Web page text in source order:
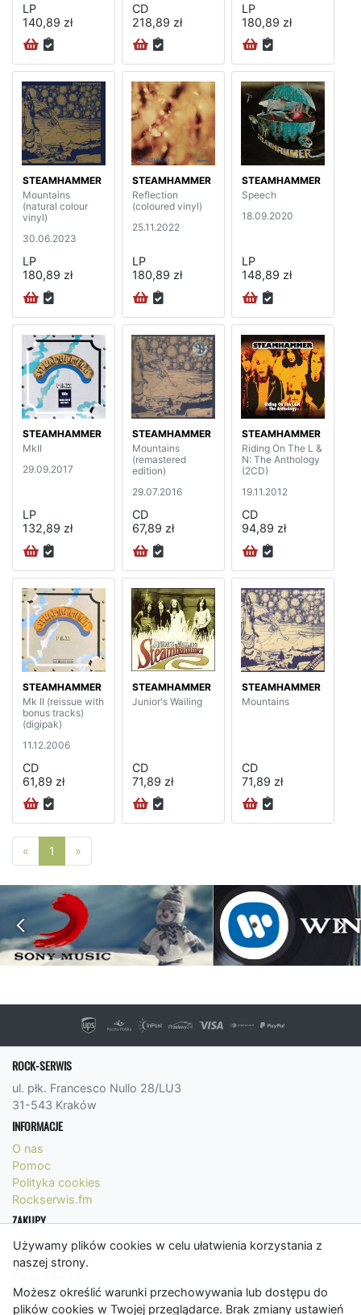
Używamy plików cookies w celu ułatwienia korzystania z
naszej strony.
Możesz określić warunki przechowywania lub dostępu do
plików cookies w Twojej przeglądarce. Brak zmiany ustawień
LP
140,89 zł
CD
218,89 zł
LP
180,89 zł
STEAMHAMMER
Mountains
(natural colour
vinyl)
30.06.2023
LP
180,89 zł
STEAMHAMMER
Reflection
(coloured vinyl)
25.11.2022
LP
180,89 zł
STEAMHAMMER
Speech
18.09.2020
LP
148,89 zł
STEAMHAMMER
MkII
29.09.2017
LP
132,89 zł
STEAMHAMMER
Mountains
(remastered
edition)
29.07.2016
CD
67,89 zł
STEAMHAMMER
Riding On The L &
N: The Anthology
(2CD)
19.11.2012
CD
94,89 zł
STEAMHAMMER
Mk II (reissue with
bonus tracks)
(digipak)
11.12.2006
CD
61,89 zł
STEAMHAMMER
Junior's Wailing
CD
71,89 zł
STEAMHAMMER
Mountains
CD
71,89 zł
« Poprzednia strona
1 »
ROCK-SERWIS
ul. płk. Francesco Nullo 28/LU3
31-543 Kraków
INFORMACJE
O nas
Pomoc
Polityka cookies
Rockserwis.fm
ZAKUPY
Formy płatności
Koszty wysyłki
Regulamin